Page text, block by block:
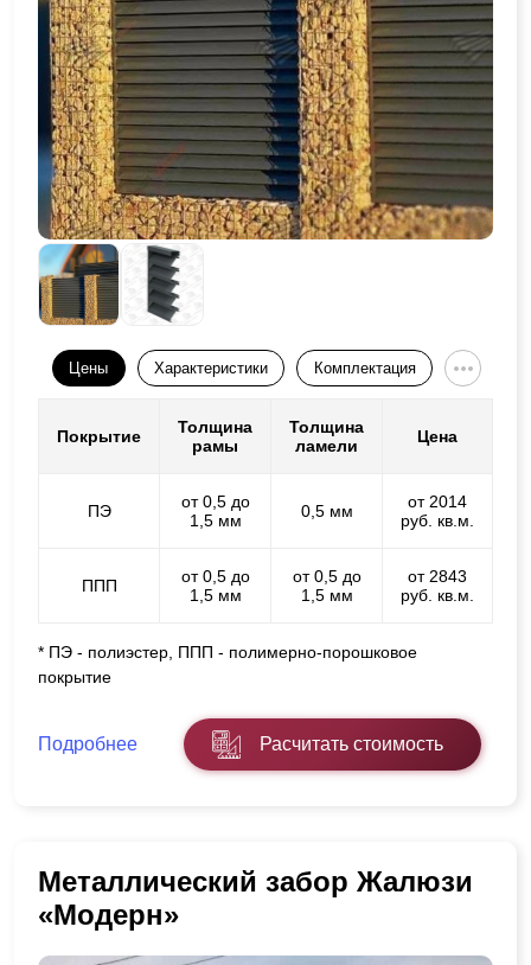
Цены Характеристики Комплектация
Покрытие
Толщина
рамы
Толщина
ламели
Цена
ПЭ
от 0,5 до
1,5 мм
0,5 мм
от 2014
руб. кв.м.
ППП
от 0,5 до
1,5 мм
от 0,5 до
1,5 мм
от 2843
руб. кв.м.
* ПЭ - полиэстер, ППП - полимерно-порошковое
покрытие
Подробнее Расчитать стоимость
Металлический забор Жалюзи
«Модерн»